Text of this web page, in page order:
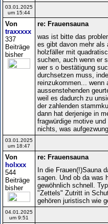
03.01.2025
um 15:44
Von
traxxxxx
337
Beiträge
bisher
re: Frauensauna
was ist bitte das
es gibt davon mehr als
holzfäller mit
suchen, auch wenn er
wer s o bestätigung
durchsetzen muss,
reinzukommen... wenn
aussenstehenden
weil es dadurch zu
der zahlenden
dann hat derjenige in
fragwürdige motive
nichts, was
03.01.2025
um 18:47
Von
holxxx
544
Beiträge
bisher
re: Frauensauna
In die Frauen(!)Sauna
sagen. Und ob da was
gewöhnlich schnell.
"Zettels" Zutritt in
gehören juristisch wie
04.01.2025
um 9:51